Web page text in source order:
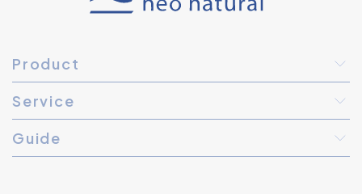
Product
Service
Guide